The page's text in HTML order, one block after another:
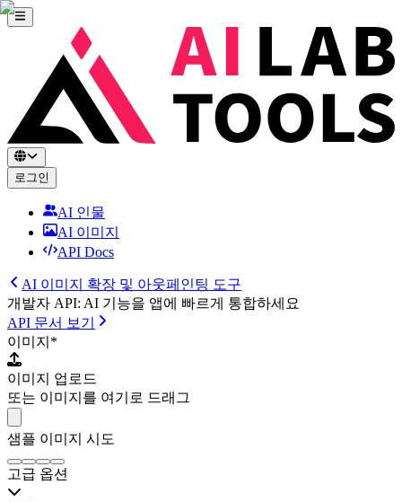
로그인
AI 인물
AI 이미지
API Docs
AI 이미지 확장 및 아웃페인팅 도구
개발자 API: AI 기능을 앱에 빠르게 통합하세요
API 문서 보기
이미지 *
이미지 업로드
또는 이미지를 여기로 드래그
샘플 이미지 시도
고급 옵션